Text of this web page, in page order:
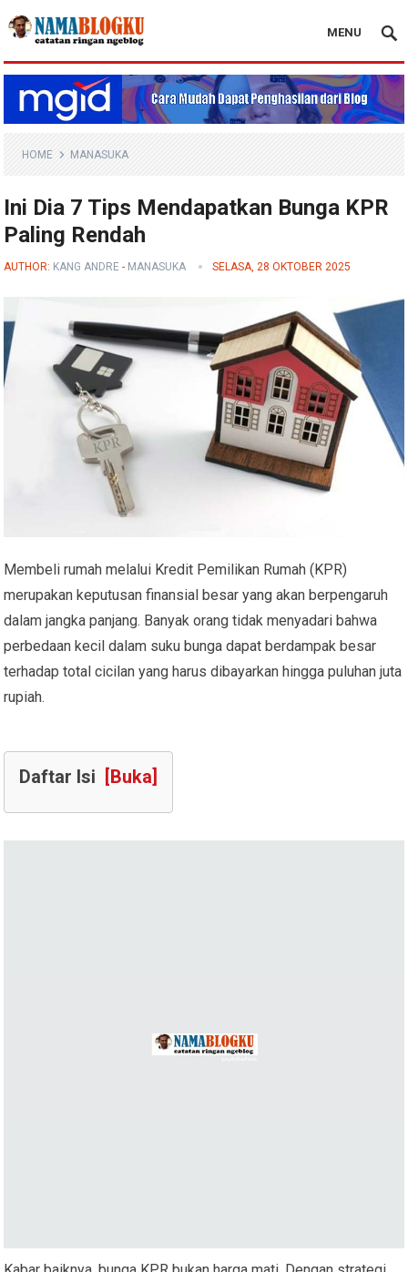
Nama Blogku
MENU
HOME MANASUKA
Ini Dia 7 Tips Mendapatkan Bunga KPR
Paling Rendah
AUTHOR: KANG ANDRE - MANASUKA SELASA, 28 OKTOBER 2025
Membeli rumah melalui Kredit Pemilikan Rumah (KPR)
merupakan keputusan finansial besar yang akan berpengaruh
dalam jangka panjang. Banyak orang tidak menyadari bahwa
perbedaan kecil dalam suku bunga dapat berdampak besar
terhadap total cicilan yang harus dibayarkan hingga puluhan juta
rupiah.
Daftar Isi [Buka]